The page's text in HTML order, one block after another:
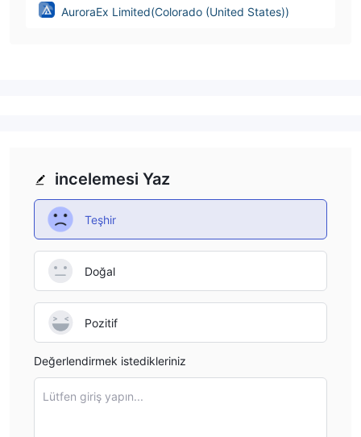
AuroraEx Limited(Colorado (United States))
incelemesi Yaz
Teşhir
Doğal
Pozitif
Değerlendirmek istedikleriniz
Lütfen giriş yapın...